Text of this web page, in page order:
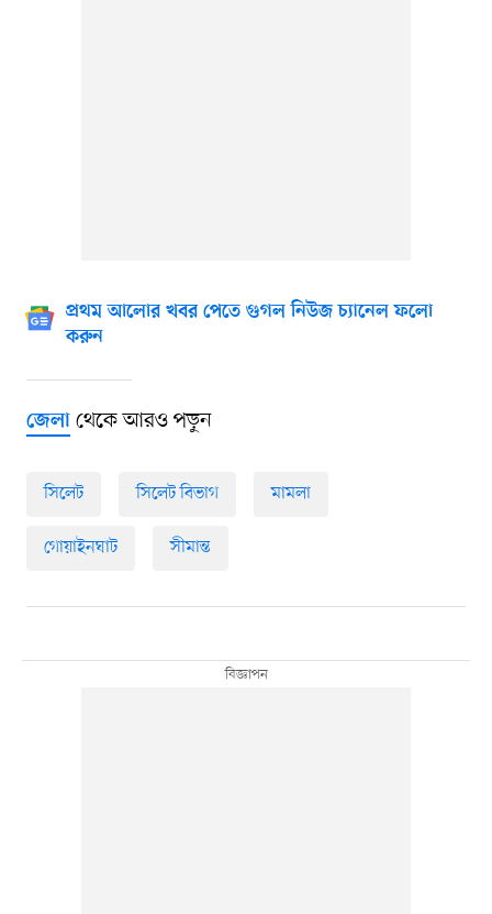
প্রথম আলোর খবর পেতে গুগল নিউজ চ্যানেল ফলো
করুন
জেলাথেকে আরও পড়ুন
সিলেট সিলেট বিভাগ মামলা
গোয়াইনঘাট সীমান্ত